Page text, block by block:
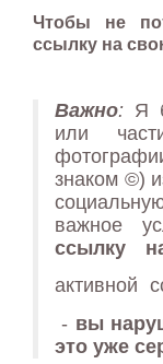
Чтобы не
ссылку на
Важно: Я
или
знаком ©)
важное
ссылку
активной
- вы
это уже